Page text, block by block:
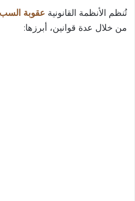
تُنظم الأنظمة القانونية عقوبة
من خلال عدة قوانين، أبرزها: